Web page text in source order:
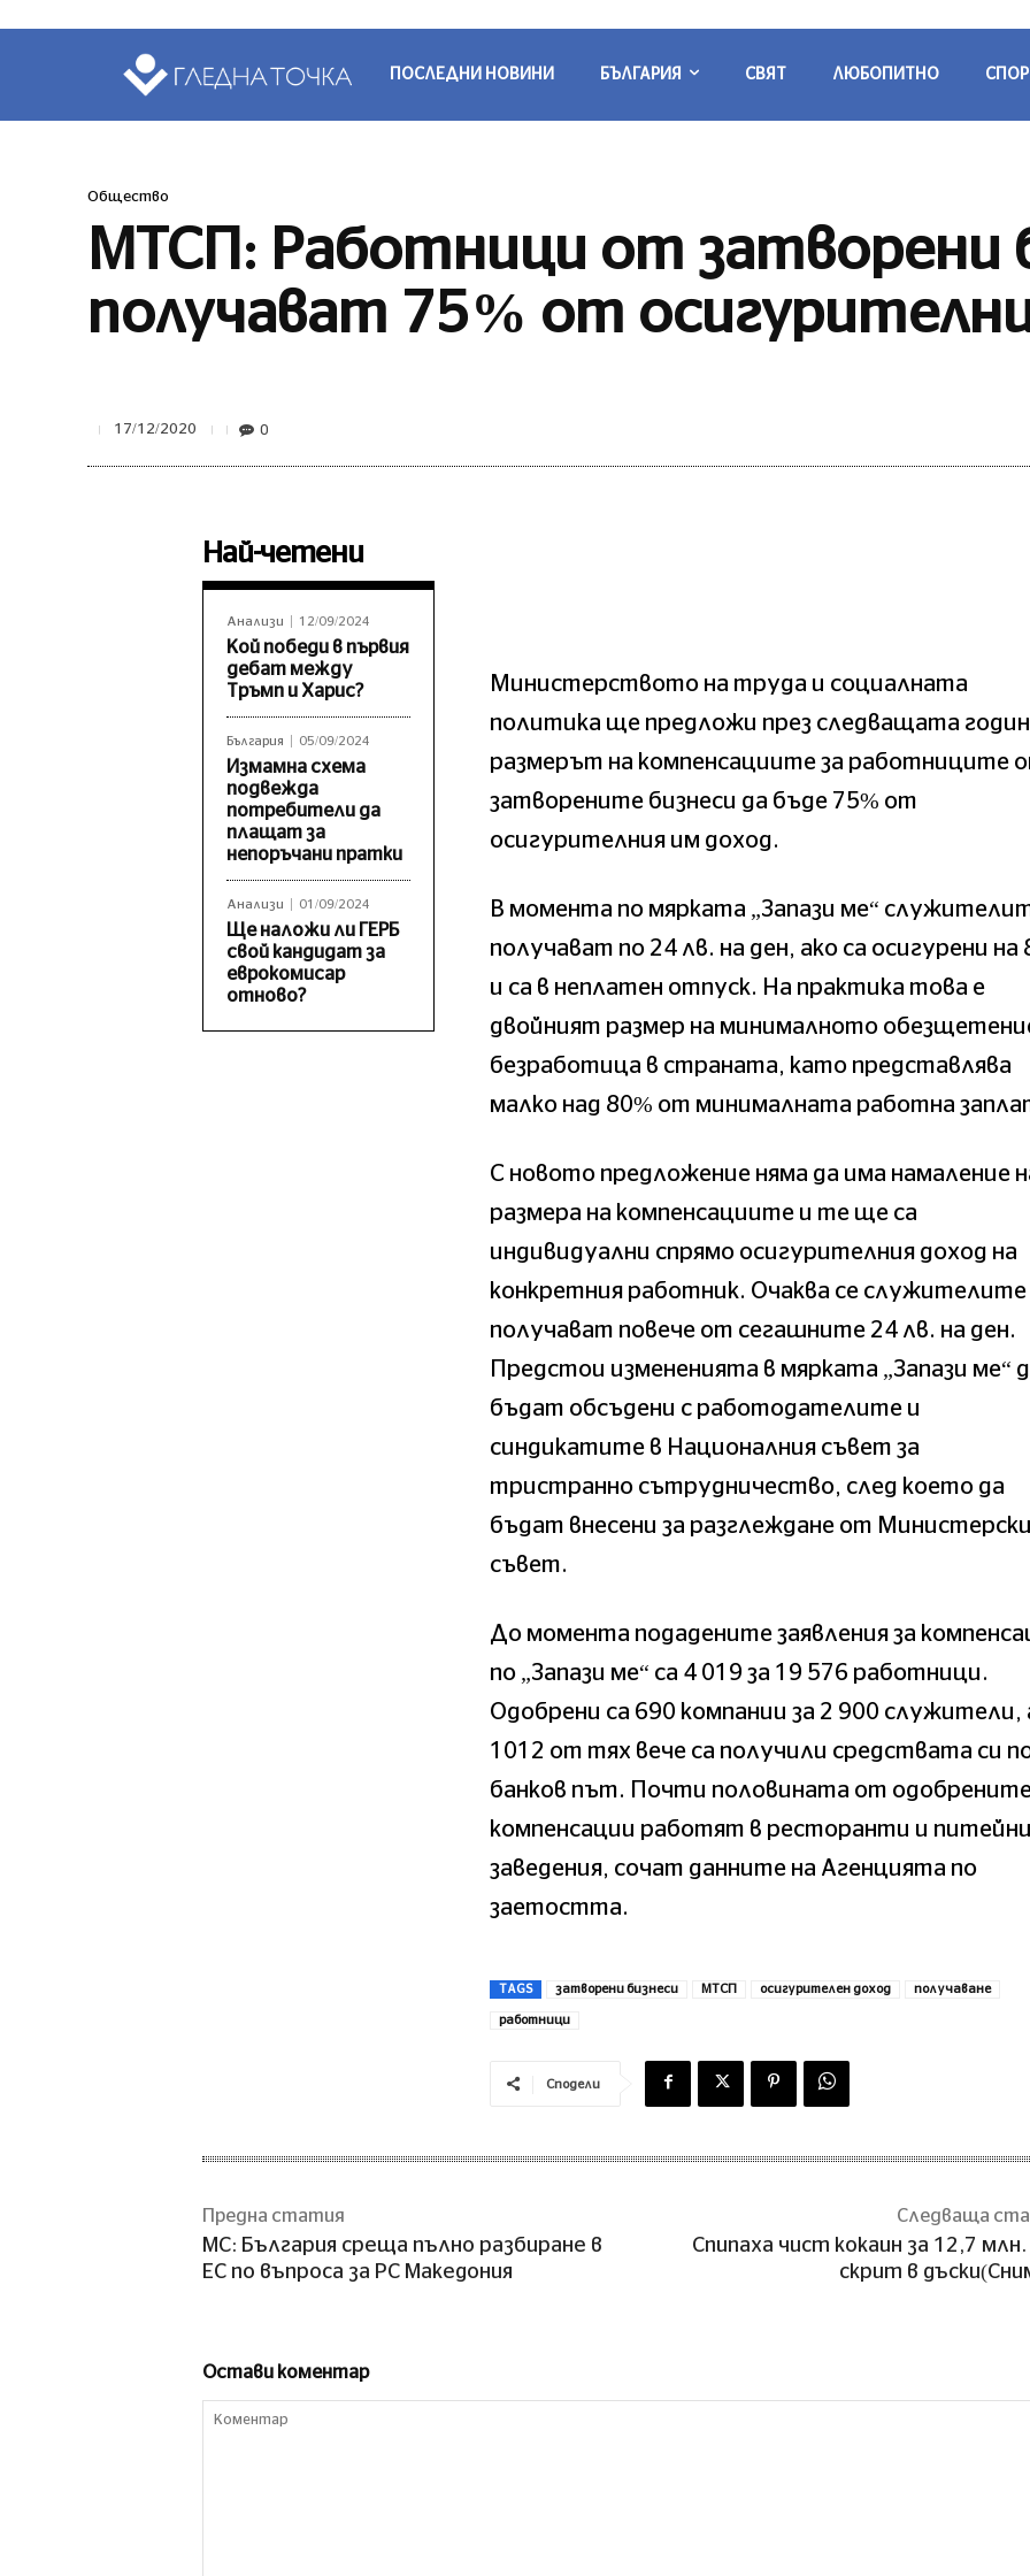
ПОСЛЕДНИ НОВИНИ БЪЛГАРИЯ СВЯТ ЛЮБОПИТНО СПОРТ
Общество
МТСП: Работници от затворени
получават 75% от
17/12/2020 0
Най-четени
Анализи 12/09/2024
Кой победи в първия
дебат между
Тръмп и Харис?
България 05/09/2024
Измамна схема
подвежда
потребители да
плащат за
непоръчани пратки
Анализи 01/09/2024
Ще наложи ли ГЕРБ
свой кандидат за
еврокомисар
отново?
Министерството на труда и социалната
политика ще предложи през следващата
размерът на компенсациите за работниците
затворените бизнеси да бъде 75% от
осигурителния им доход.
В момента по мярката „Запази ме“
получават по 24 лв. на ден, ако са осигурени на
и са в неплатен отпуск. На практика това е
двойният размер на минималното
безработица в страната, като представлява
малко над 80% от минималната работна
С новото предложение няма да има намаление
размера на компенсациите и те ще са
индивидуални спрямо осигурителния доход на
конкретния работник. Очаква се служителите
получават повече от сегашните 24 лв. на ден.
Предстои измененията в мярката „Запази ме“
бъдат обсъдени с работодателите и
синдикатите в Националния съвет за
тристранно сътрудничество, след което да
бъдат внесени за разглеждане от
съвет.
До момента подадените заявления за
по „Запази ме“ са 4 019 за 19 576 работници.
Одобрени са 690 компании за 2 900 служители,
1012 от тях вече са получили средствата си
банков път. Почти половината от одобрените
компенсации работят в ресторанти и питейни
заведения, сочат данните на Агенцията по
заетостта.
TAGS затворени бизнеси МТСП осигурителен доход получаване
работници
Сподели
Предна статия
МС: България среща пълно разбиране в
ЕС по въпроса за РС Македония
Следваща
Спипаха чист кокаин за 12,7 млн.
скрит в
Остави коментар